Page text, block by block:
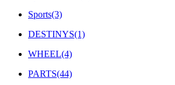
Sports(3)
DESTINYS(1)
WHEEL(4)
PARTS(44)